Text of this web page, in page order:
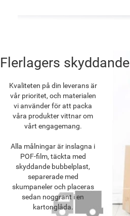
Flerlagers
Kvaliteten på din leverans är
vår prioritet, och materialen
vi använder för att packa
våra produkter vittnar om
vårt engagemang.
Alla målningar är inslagna i
POF-film, täckta med
skyddande bubbelplast,
separerade med
skumpaneler och placeras
sedan noggrant i en
kartonglåda.